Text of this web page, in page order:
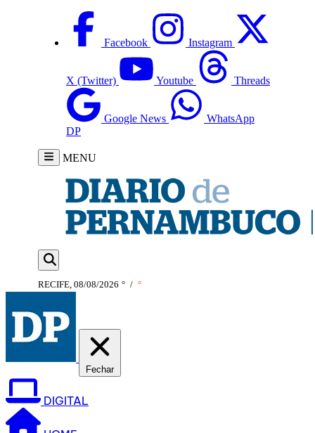
Facebook Instagram
X (Twitter) Youtube Threads
Google News
WhatsApp
DP
MENU
RECIFE, 08/08/2026 ° / °
Fechar
DIGITAL